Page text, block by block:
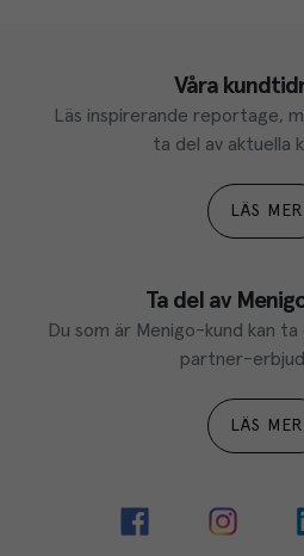
Våra
Läs inspirerande reportage,
ta del av aktuella
LÄS MER
Ta del av
Du som är Menigo-kund kan
partner-
LÄS MER